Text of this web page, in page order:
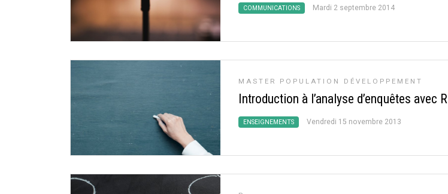
COMMUNICATIONS Mardi 2 septembre 2014
MASTER POPULATION DÉVELOPPEMENT
Introduction à l’analyse d’enquêtes avec R
ENSEIGNEMENTS Vendredi 15 novembre 2013